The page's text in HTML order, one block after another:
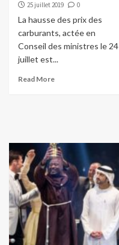
25 juillet 2019 0
La hausse des prix des
carburants, actée en
Conseil des ministres le 24
juillet est...
Read More